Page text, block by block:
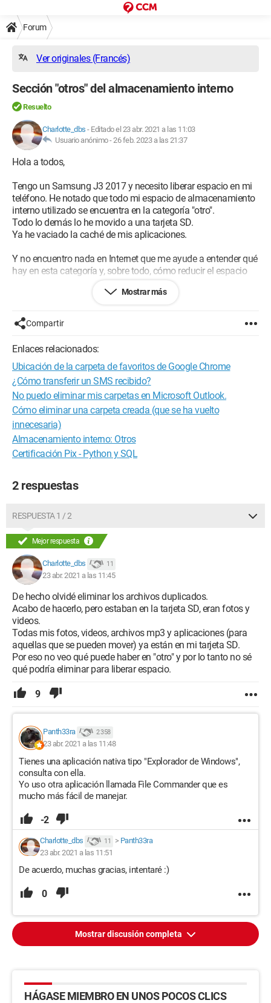
Forum
Ver originales (Francés)
Sección "otros" del almacenamiento interno
Resuelto
Charlotte_dbs - Editado el 23 abr. 2021 a las 11:03
Usuario anónimo -26 feb. 2023 a las 21:37
Hola a todos,
Tengo un Samsung J3 2017 y necesito liberar espacio en mi
teléfono. He notado que todo mi espacio de almacenamiento
interno utilizado se encuentra en la categoría "otro".
Todo lo demás lo he movido a una tarjeta SD.
Ya he vaciado la caché de mis aplicaciones.
Y no encuentro nada en Internet que me ayude a entender qué
hay en esta categoría y, sobre todo, cómo reducir el espacio
¡Gracias! :)
Captura de pantalla:
Mostrar más
Compartir
Enlaces relacionados:
Ubicación de la carpeta de favoritos de Google Chrome
¿Cómo transferir un SMS recibido?
No puedo eliminar mis carpetas en Microsoft Outlook.
Cómo eliminar una carpeta creada (que se ha vuelto
innecesaria)
Almacenamiento interno: Otros
Certificación Pix - Python y SQL
2 respuestas
RESPUESTA 1 / 2
Mejor respuesta
Charlotte_dbs 11
23 abr. 2021 a las 11:45
De hecho olvidé eliminar los archivos duplicados.
Acabo de hacerlo, pero estaban en la tarjeta SD, eran fotos y
videos.
Todas mis fotos, videos, archivos mp3 y aplicaciones (para
aquellas que se pueden mover) ya están en mi tarjeta SD.
Por eso no veo qué puede haber en "otro" y por lo tanto no sé
qué podría eliminar para liberar espacio.
9
Panth33ra 2 358
23 abr. 2021 a las 11:48
Tienes una aplicación nativa tipo "Explorador de Windows",
consulta con ella.
Yo uso otra aplicación llamada File Commander que es
mucho más fácil de manejar.
-2
Charlotte_dbs 11 > Panth33ra
23 abr. 2021 a las 11:51
De acuerdo, muchas gracias, intentaré :)
0
Mostrar discusión completa
HÁGASE MIEMBRO EN UNOS POCOS CLICS